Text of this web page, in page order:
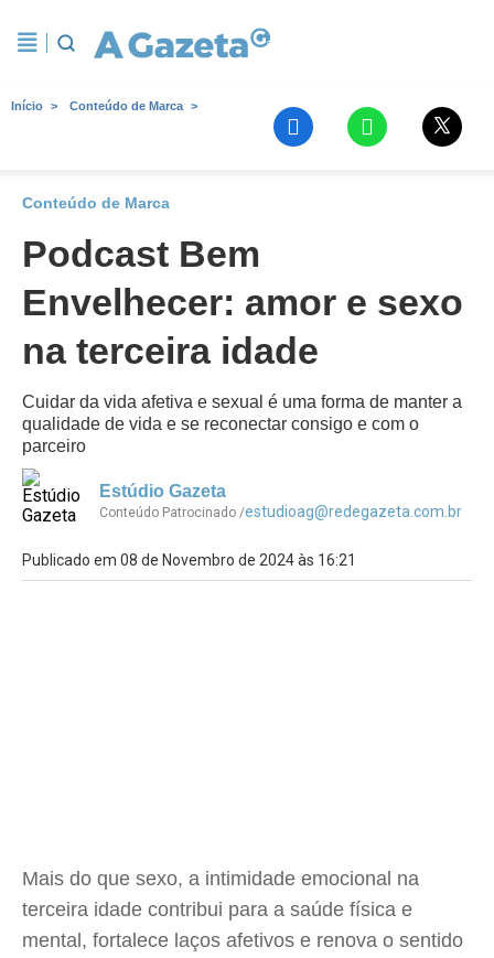
Início Conteúdo de Marca
Conteúdo de Marca
Podcast Bem
Envelhecer: amor e sexo
na terceira idade
Cuidar da vida afetiva e sexual é uma forma de manter a
qualidade de vida e se reconectar consigo e com o
parceiro
Estúdio Gazeta
Conteúdo Patrocinado /estudioag@redegazeta.com.br
Publicado em 08 de Novembro de 2024 às 16:21
Mais do que sexo, a intimidade emocional na
terceira idade contribui para a saúde física e
mental, fortalece laços afetivos e renova o sentido